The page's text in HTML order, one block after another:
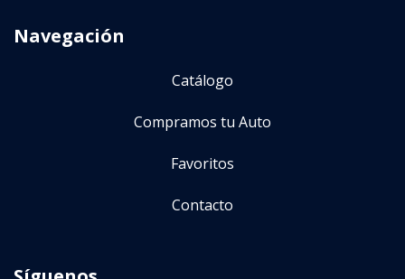
Navegación
Catálogo
Compramos tu Auto
Favoritos
Contacto